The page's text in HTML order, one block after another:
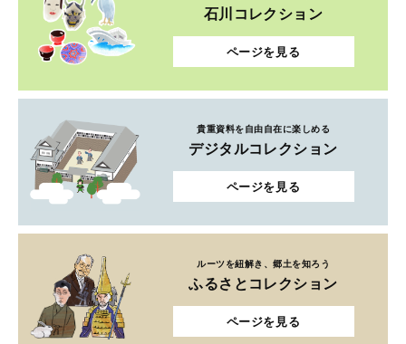
石川コレクション
ページを見る
貴重資料を自由自在に楽しめる
デジタルコレクション
ページを見る
ルーツを紐解き、郷土を知ろう
ふるさとコレクション
ページを見る